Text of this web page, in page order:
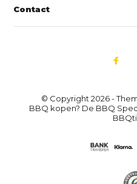
Contact
© Copyright 2026 -
BBQ kopen? De BBQ